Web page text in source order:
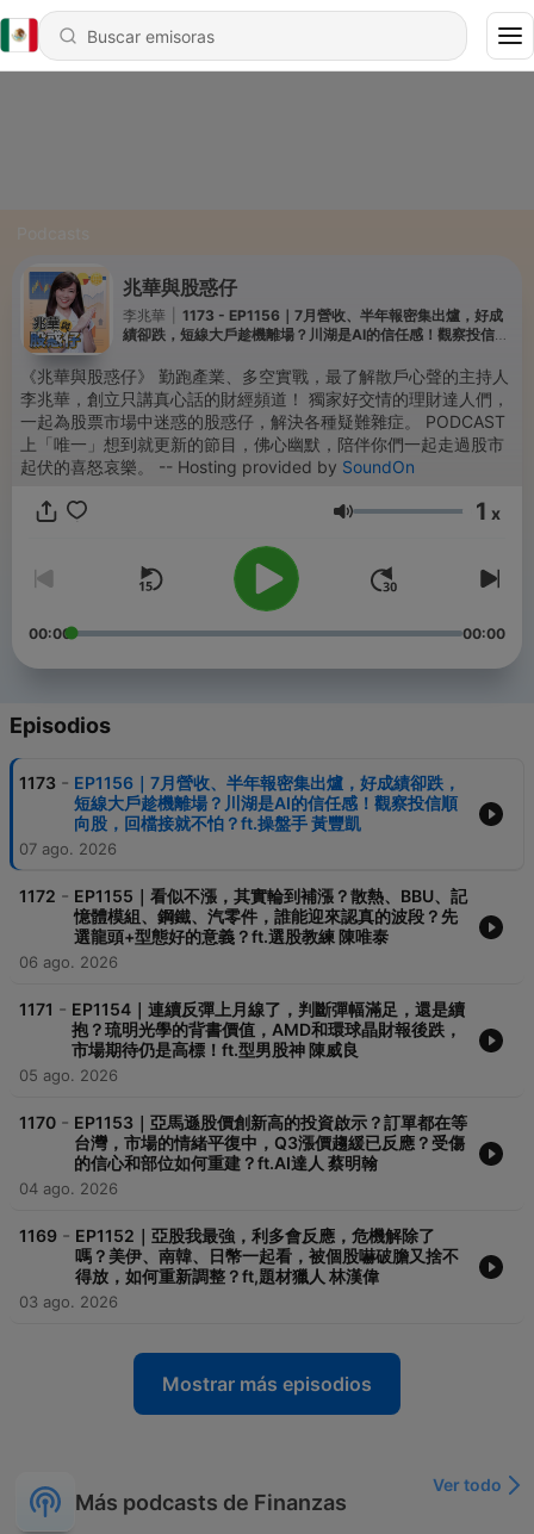
兆華與股惑仔
李兆華
1173 - EP1156｜7月營收、半年報密集出爐，好成
績卻跌，短線大戶趁機離場？川湖是AI的信任感！觀察投信順
《兆華與股惑仔》 勤跑產業、多空實戰，最了解散戶心聲的主持人
李兆華，創立只講真心話的財經頻道！ 獨家好交情的理財達人們，
一起為股票市場中迷惑的股惑仔，解決各種疑難雜症。 PODCAST
上「唯一」想到就更新的節目，佛心幽默，陪伴你們一起走過股市
起伏的喜怒哀樂。 -- Hosting provided by SoundOn
Volumen 1 x
00:00 00:00
Episodios
1173 - EP1156｜7月營收、半年報密集出爐，好成績卻跌，
短線大戶趁機離場？川湖是AI的信任感！觀察投信順
向股，回檔接就不怕？ft.操盤手 黃豐凱
07 ago. 2026
1172 - EP1155｜看似不漲，其實輪到補漲？散熱、BBU、記
憶體模組、鋼鐵、汽零件，誰能迎來認真的波段？先
選龍頭+型態好的意義？ft.選股教練 陳唯泰
06 ago. 2026
1171 - EP1154｜連續反彈上月線了，判斷彈幅滿足，還是續
抱？琉明光學的背書價值，AMD和環球晶財報後跌，
市場期待仍是高標！ft.型男股神 陳威良
05 ago. 2026
1170 - EP1153｜亞馬遜股價創新高的投資啟示？訂單都在等
台灣，市場的情緒平復中，Q3漲價趨緩已反應？受傷
的信心和部位如何重建？ft.AI達人 蔡明翰
04 ago. 2026
1169 - EP1152｜亞股我最強，利多會反應，危機解除了
嗎？美伊、南韓、日幣一起看，被個股嚇破膽又捨不
得放，如何重新調整？ft,題材獵人 林漢偉
03 ago. 2026
Mostrar más episodios
Más podcasts de Finanzas
Ver todo